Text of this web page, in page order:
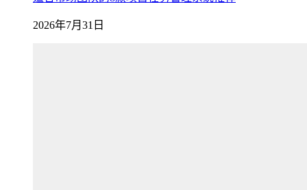
2026年7月31日